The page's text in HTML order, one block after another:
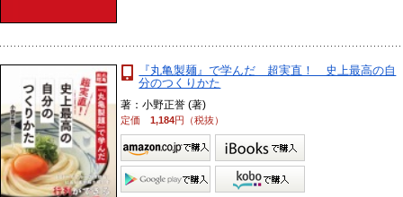
『丸亀製麺』で学んだ 超実直！ 史上最高の自
分のつくりかた
著：小野正誉 (著)
定価1,184円（税抜）